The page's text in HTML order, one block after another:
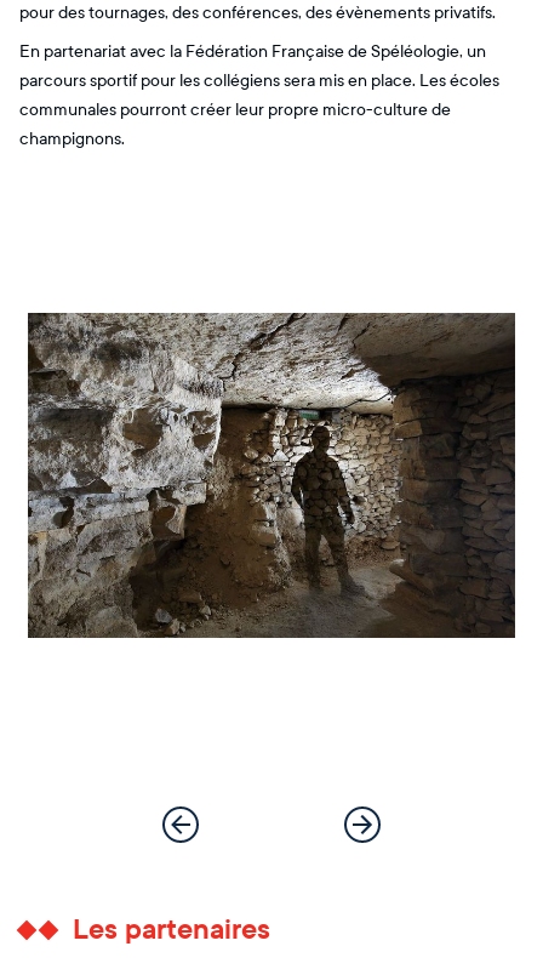
pour des tournages, des conférences, des évènements privatifs.
En partenariat avec la Fédération Française de Spéléologie, un
parcours sportif pour les collégiens sera mis en place. Les écoles
communales pourront créer leur propre micro-culture de
champignons.
Les partenaires